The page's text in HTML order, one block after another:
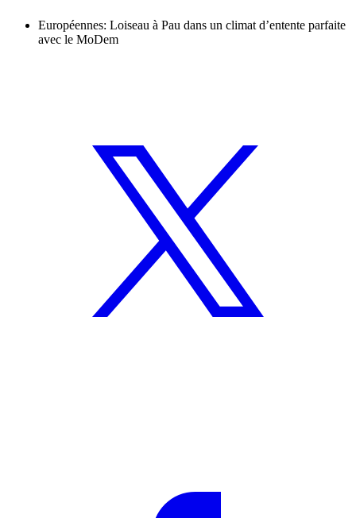
Européennes: Loiseau à Pau dans un climat d’entente parfaite
avec le MoDem